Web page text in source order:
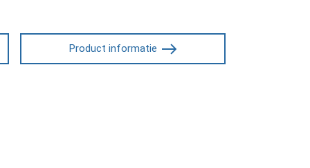
Product informatie